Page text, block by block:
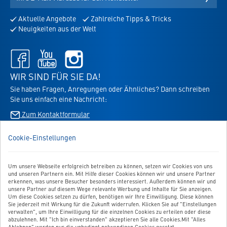
Cookie-Einstellungen
Um unsere Webseite erfolgreich betreiben zu können, setzen wir Cookies von uns
und unseren Partnern ein. Mit Hilfe dieser Cookies können wir und unsere Partner
erkennen, was unsere Besucher besonders interessiert. Außerdem können wir und
unsere Partner auf diesem Wege relevante Werbung und Inhalte für Sie anzeigen.
Um diese Cookies setzen zu dürfen, benötigen wir Ihre Einwilligung. Diese können
Sie jederzeit mit Wirkung für die Zukunft widerrufen. Klicken Sie auf "Einstellungen
verwalten", um Ihre Einwilligung für die einzelnen Cookies zu erteilen oder diese
abzulehnen. Mit "Ich bin einverstanden" akzeptieren Sie alle Cookies.Mit "Alles
Adresse
für
den
Aktuelle Angebote
Zahlreiche Tipps & Tricks
Neuigkeiten aus der Welt
Facebook
-
öffnet
in
neuem
Tab
Youtube
öffnet
in
neuem
Tab
öffnet
in
neuem
Tab
WIR SIND FÜR SIE DA!
Sie haben Fragen, Anregungen oder Ähnliches? Dann schreiben
Sie uns einfach eine Nachricht:
Zum Kontaktformular
BESTELLUNG WIDERRUFEN
UNSER SERVICE
UNSERE TOP-KATEGORIEN
GEPRÜFTE QUALITÄT